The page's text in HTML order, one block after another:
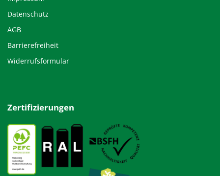
Datenschutz
AGB
Barrierefreiheit
Widerrufsformular
Zertifizierungen